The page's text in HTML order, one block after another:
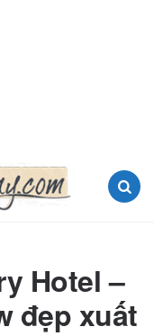
Hotel –
đẹp xuất